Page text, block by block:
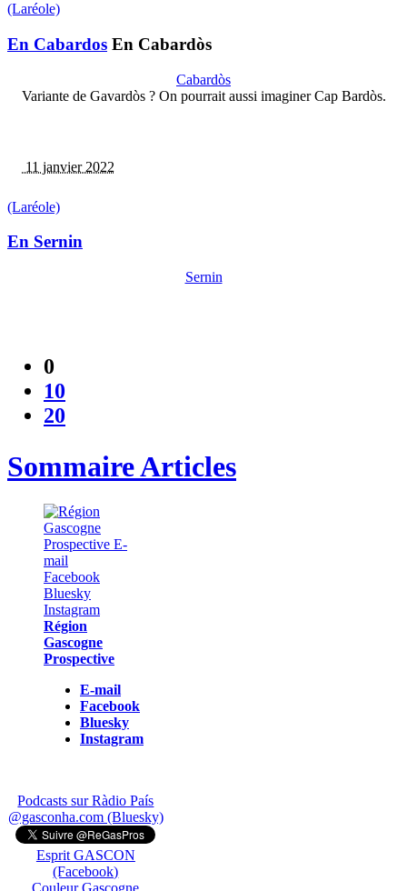
(Laréole)
En Cabardos En Cabardòs
Cabardòs
Variante de Gavardòs ? On pourrait aussi imaginer Cap Bardòs.
11 janvier 2022
(Laréole)
En Sernin
Sernin
0
10
20
Sommaire Articles
Région
Gascogne
Prospective
E-mail
Facebook
Bluesky
Instagram
Podcasts sur Ràdio País
@gasconha.com (Bluesky)
Esprit GASCON
(Facebook)
Couleur Gascogne